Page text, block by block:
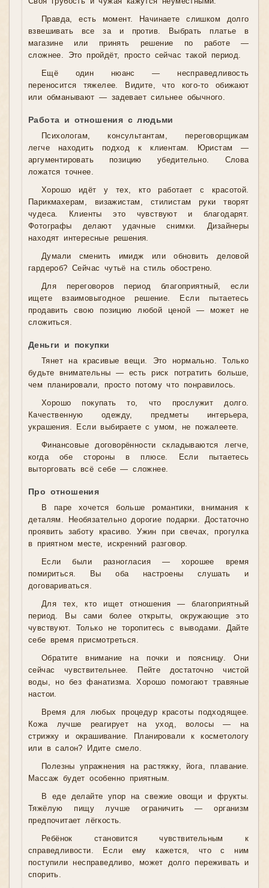
Правда, есть момент. Начинаете слишком долго
взвешивать все за и против. Выбрать платье в
магазине или принять решение по работе —
сложнее. Это пройдёт, просто сейчас такой период.
Ещё один нюанс — несправедливость
переносится тяжелее. Видите, что кого-то обижают
или обманывают — задевает сильнее обычного.
Работа и отношения с людьми
Психологам, консультантам, переговорщикам
легче находить подход к клиентам. Юристам —
аргументировать позицию убедительно. Слова
ложатся точнее.
Хорошо идёт у тех, кто работает с красотой.
Парикмахерам, визажистам, стилистам руки творят
чудеса. Клиенты это чувствуют и благодарят.
Фотографы делают удачные снимки. Дизайнеры
находят интересные решения.
Думали сменить имидж или обновить деловой
гардероб? Сейчас чутьё на стиль обострено.
Для переговоров период благоприятный, если
ищете взаимовыгодное решение. Если пытаетесь
продавить свою позицию любой ценой — может не
сложиться.
Деньги и покупки
Тянет на красивые вещи. Это нормально. Только
будьте внимательны — есть риск потратить больше,
чем планировали, просто потому что понравилось.
Хорошо покупать то, что прослужит долго.
Качественную одежду, предметы интерьера,
украшения. Если выбираете с умом, не пожалеете.
Финансовые договорённости складываются легче,
когда обе стороны в плюсе. Если пытаетесь
выторговать всё себе — сложнее.
Про отношения
В паре хочется больше романтики, внимания к
деталям. Необязательно дорогие подарки. Достаточно
проявить заботу красиво. Ужин при свечах, прогулка
в приятном месте, искренний разговор.
Если были разногласия — хорошее время
помириться. Вы оба настроены слушать и
договариваться.
Для тех, кто ищет отношения — благоприятный
период. Вы сами более открыты, окружающие это
чувствуют. Только не торопитесь с выводами. Дайте
себе время присмотреться.
Обратите внимание на почки и поясницу. Они
сейчас чувствительнее. Пейте достаточно чистой
воды, но без фанатизма. Хорошо помогают травяные
настои.
Время для любых процедур красоты подходящее.
Кожа лучше реагирует на уход, волосы — на
стрижку и окрашивание. Планировали к косметологу
или в салон? Идите смело.
Полезны упражнения на растяжку, йога, плавание.
Массаж будет особенно приятным.
В еде делайте упор на свежие овощи и фрукты.
Тяжёлую пищу лучше ограничить — организм
предпочитает лёгкость.
Ребёнок становится чувствительным к
справедливости. Если ему кажется, что с ним
поступили несправедливо, может долго переживать и
спорить.